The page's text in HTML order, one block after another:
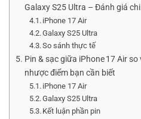
Galaxy S25 Ultra – Đánh giá
iPhone 17 Air
Galaxy S25 Ultra
So sánh thực tế
Pin & sạc giữa iPhone 17 Air
nhược điểm bạn cần biết
iPhone 17 Air
Galaxy S25 Ultra
Kết luận phần pin